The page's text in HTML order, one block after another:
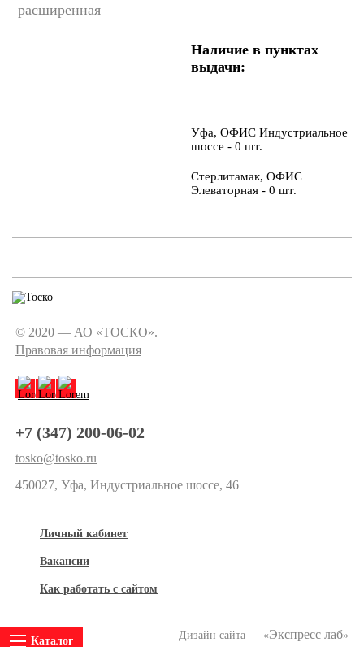
расширенная
Наличие в пунктах
выдачи:
Уфа, ОФИС Индустриальное
шоссе - 0 шт.
Стерлитамак, ОФИС
Элеваторная - 0 шт.
© 2020 — АО «ТОСКО».
Правовая информация
+7 (347) 200-06-02
tosko@tosko.ru
450027, Уфа, Индустриальное шоссе, 46
Личный кабинет
Вакансии
Как работать с сайтом
Дизайн сайта — «Экспресс лаб»
Каталог